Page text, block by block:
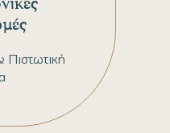
Πιστωτική